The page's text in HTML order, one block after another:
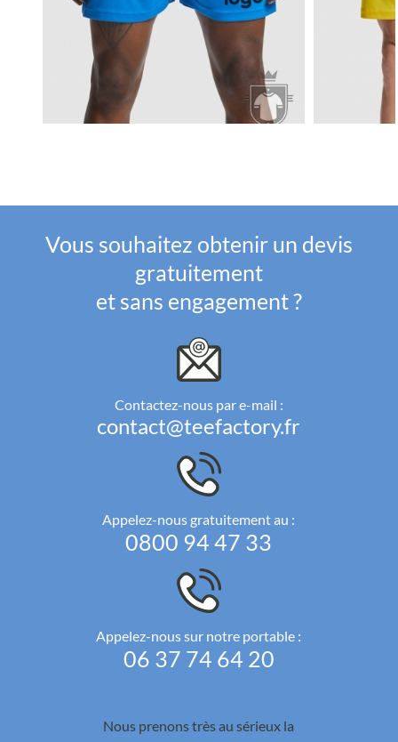
Vous souhaitez obtenir un devis
gratuitement
et sans engagement ?
Contactez-nous par e-mail :
contact@teefactory.fr
Appelez-nous gratuitement au :
0800 94 47 33
Appelez-nous sur notre portable :
06 37 74 64 20
Nous prenons très au sérieux la